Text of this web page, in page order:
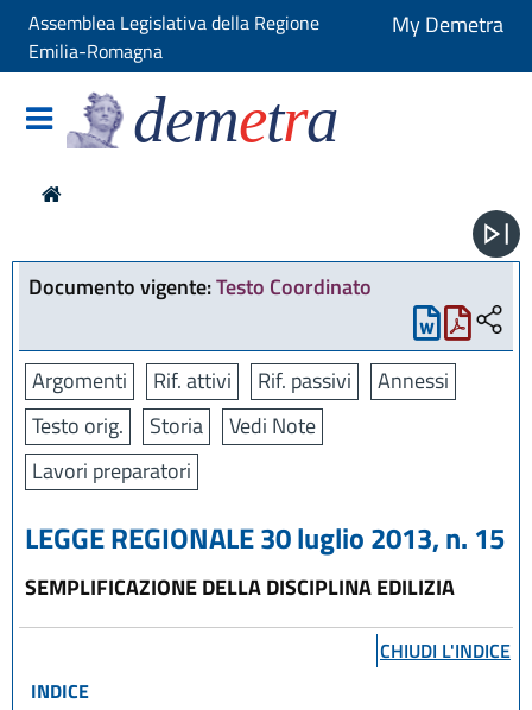
Assemblea Legislativa della Regione
Emilia-Romagna
My Demetra
demetra
Documento vigente:Testo Coordinato
Argomenti Rif. attivi Rif. passivi
Annessi
Testo orig.
Storia
Vedi Note
Lavori preparatori
LEGGE REGIONALE 30 luglio 2013, n. 15
SEMPLIFICAZIONE DELLA DISCIPLINA EDILIZIA
CHIUDI L'INDICE
INDICE